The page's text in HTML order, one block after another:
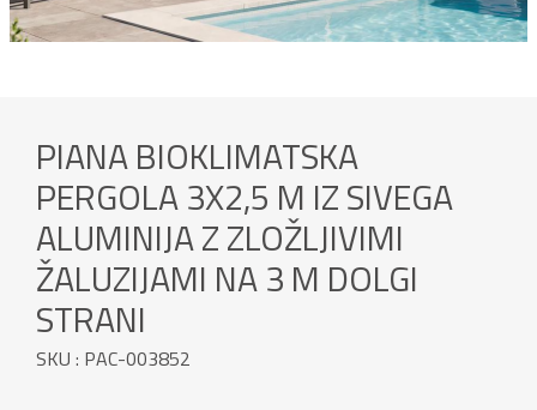
PIANA BIOKLIMATSKA
PERGOLA 3X2,5 M IZ SIVEGA
ALUMINIJA Z ZLOŽLJIVIMI
ŽALUZIJAMI NA 3 M DOLGI
STRANI
SKU : PAC-003852